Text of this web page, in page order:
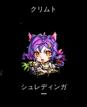
クリムト
シュレディンガ
ー